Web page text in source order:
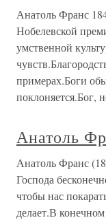
Анатоль Франс
Нобелевской
умственной
примерах.Боги
поклоняется.Бог,
Анатоль
Анатоль Франс
Господа
чтобы нас
делает.В